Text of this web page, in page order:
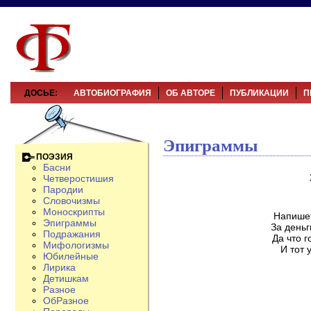
ДОСЬЕ: АВТОБИОГРАФИЯ ОБ АВТОРЕ ПУБЛИКАЦИИ
Эпиграммы
За
Да что
И тот
ПОЭЗИЯ
Басни
Четверостишия
Пародии
Словочизмы
Моноскрипты
Эпиграммы
Подражания
Мифологизмы
Юбилейные
Лирика
Детишкам
Разное
ОбРазное